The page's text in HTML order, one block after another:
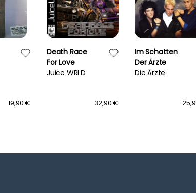
19,90 €
Death Race
For Love
Juice WRLD
32,90 €
Im Schatten
Der Ärzte
Die Ärzte